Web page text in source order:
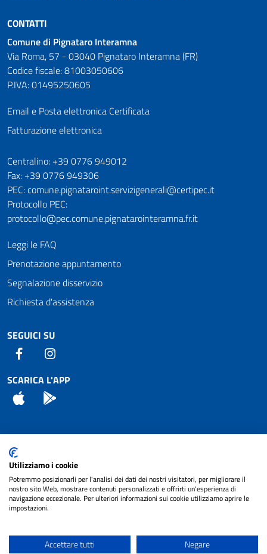
CONTATTI
Comune di Pignataro Interamna
Via Roma, 57 - 03040 Pignataro Interamna (FR)
Codice fiscale: 81003050606
P.IVA: 01495250605
Email e Posta elettronica Certificata
Fatturazione elettronica
Numeri utili
Centralino: +39 0776 949012
Fax: +39 0776 949306
PEC: comune.pignataroint.servizigenerali@certipec.it
Protocollo PEC:
protocollo@pec.comune.pignatarointeramna.fr.it
Leggi le FAQ
Prenotazione appuntamento
Segnalazione disservizio
Richiesta d'assistenza
SEGUICI SU
Facebook
SCARICA L'APP
App Store
Attuazione Misure PNRR
Piano di miglioramento del sito
Note legali
cura diNET SMART
Utilizziamo i cookie
Potremmo posizionarli per l'analisi dei dati dei nostri visitatori, per migliorare il
nostro sito Web, mostrare contenuti personalizzati e offrirti un'esperienza di
navigazione eccezionale. Per ulteriori informazioni sui cookie utilizziamo aprire le
impostazioni.
Accettare tutti Negare